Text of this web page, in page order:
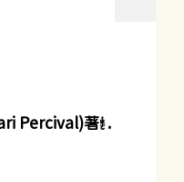
Percival)著.